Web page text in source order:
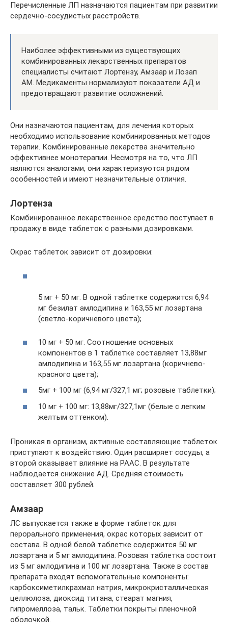
Перечисленные ЛП назначаются пациентам при развитии
сердечно-сосудистых расстройств.
Наиболее эффективными из существующих
комбинированных лекарственных препаратов
специалисты считают Лортензу, Амзаар и Лозап
АМ. Медикаменты нормализуют показатели АД и
предотвращают развитие осложнений.
Они назначаются пациентам, для лечения которых
необходимо использование комбинированных методов
терапии. Комбинированные лекарства значительно
эффективнее монотерапии. Несмотря на то, что ЛП
являются аналогами, они характеризуются рядом
особенностей и имеют незначительные отличия.
Лортенза
Комбинированное лекарственное средство поступает в
продажу в виде таблеток с разными дозировками.
Окрас таблеток зависит от дозировки:
5 мг + 50 мг. В одной таблетке содержится 6,94
мг безилат амлодипина и 163,55 мг лозартана
(светло-коричневого цвета);
10 мг + 50 мг. Соотношение основных
компонентов в 1 таблетке составляет 13,88мг
амлодипина и 163,55 мг лозартана (коричнево-
красного цвета);
5мг + 100 мг (6,94 мг/327,1 мг; розовые таблетки);
10 мг + 100 мг: 13,88мг/327,1мг (белые с легким
желтым оттенком).
Проникая в организм, активные составляющие таблеток
приступают к воздействию. Один расширяет сосуды, а
второй оказывает влияние на РААС. В результате
наблюдается снижение АД. Средняя стоимость
составляет 300 рублей.
Амзаар
ЛС выпускается также в форме таблеток для
перорального применения, окрас которых зависит от
состава. В одной белой таблетке содержится 50 мг
лозартана и 5 мг амлодипина. Розовая таблетка состоит
из 5 мг амлодипина и 100 мг лозартана. Также в состав
препарата входят вспомогательные компоненты:
карбоксиметилкрахмал натрия, микрокристаллическая
целлюлоза, диоксид титана, стеарат магния,
гипромеллоза, тальк. Таблетки покрыты пленочной
оболочкой.